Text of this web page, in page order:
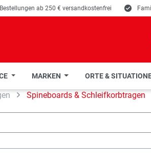
ab 250 € versandkostenfrei E
MARKEN ORTE &
Spineboards & Schleifkorbtragen